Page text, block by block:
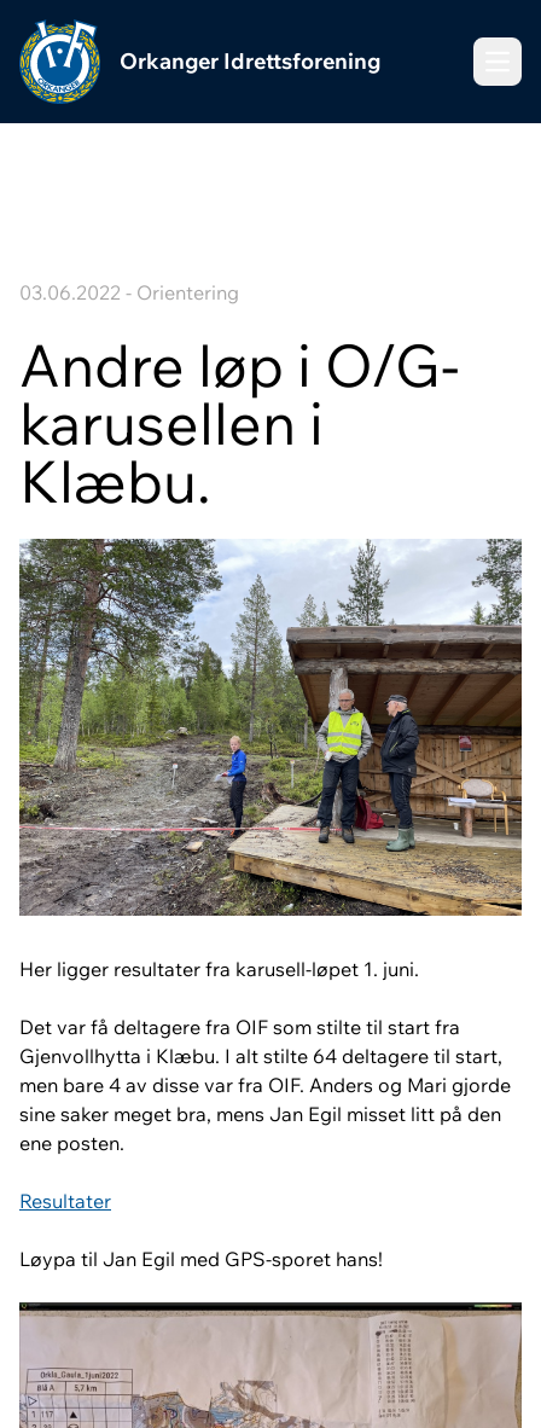
Orkanger Idrettsforening
03.06.2022 - Orientering
Andre løp i O/G-
karusellen i
Klæbu.
Her ligger resultater fra karusell-løpet 1. juni.
Det var få deltagere fra OIF som stilte til start fra
Gjenvollhytta i Klæbu. I alt stilte 64 deltagere til start,
men bare 4 av disse var fra OIF. Anders og Mari gjorde
sine saker meget bra, mens Jan Egil misset litt på den
ene posten.
Resultater
Løypa til Jan Egil med GPS-sporet hans!